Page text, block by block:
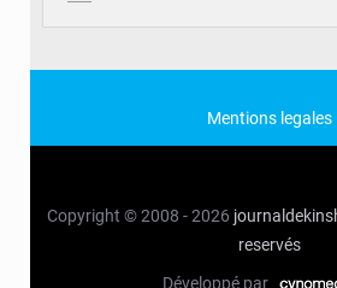
Mentions legales
Copyright © 2008 - 2026
reservés
Développé par